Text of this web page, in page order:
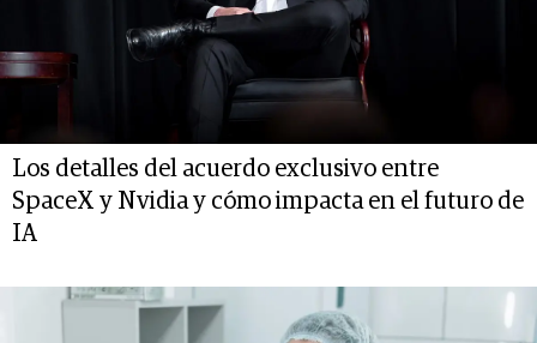
Los detalles del acuerdo exclusivo entre
SpaceX y Nvidia y cómo impacta en el futuro de
IA